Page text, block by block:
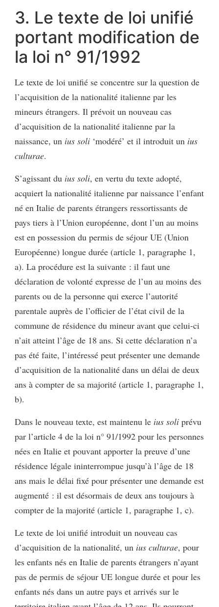
3. Le texte de loi unifié
portant modification de
la loi n° 91/1992
Le texte de loi unifié se concentre sur la question de
l’acquisition de la nationalité italienne par les
mineurs étrangers. Il prévoit un nouveau cas
d’acquisition de la nationalité italienne par la
naissance, un ius soli ‘modéré’ et il introduit un ius
culturae.
S’agissant du ius soli, en vertu du texte adopté,
acquiert la nationalité italienne par naissance l’enfant
né en Italie de parents étrangers ressortissants de
pays tiers à l’Union européenne, dont l’un au moins
est en possession du permis de séjour UE (Union
Européenne) longue durée (article 1, paragraphe 1,
a). La procédure est la suivante : il faut une
déclaration de volonté expresse de l’un au moins des
parents ou de la personne qui exerce l’autorité
parentale auprès de l’officier de l’état civil de la
commune de résidence du mineur avant que celui-ci
n’ait atteint l’âge de 18 ans. Si cette déclaration n’a
pas été faite, l’intéressé peut présenter une demande
d’acquisition de la nationalité dans un délai de deux
ans à compter de sa majorité (article 1, paragraphe 1,
b).
Dans le nouveau texte, est maintenu le ius soli prévu
par l’article 4 de la loi n° 91/1992 pour les personnes
nées en Italie et pouvant apporter la preuve d’une
résidence légale ininterrompue jusqu’à l’âge de 18
ans mais le délai fixé pour présenter une demande est
augmenté : il est désormais de deux ans toujours à
compter de la majorité (article 1, paragraphe 1, c).
Le texte de loi unifié introduit un nouveau cas
d’acquisition de la nationalité, un ius culturae, pour
les enfants nés en Italie de parents étrangers n’ayant
pas de permis de séjour UE longue durée et pour les
enfants nés dans un autre pays et arrivés sur le